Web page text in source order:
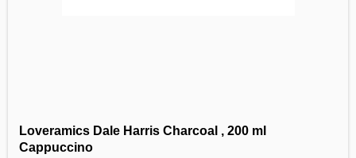
Loveramics Dale Harris Charcoal , 200 ml
Cappuccino